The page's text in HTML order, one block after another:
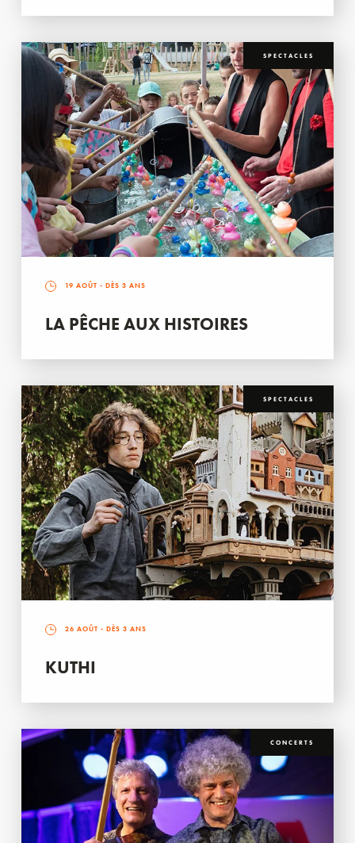
SPECTACLES
19 AOÛT - DÈS 3 ANS
LA PÊCHE AUX HISTOIRES
SPECTACLES
26 AOÛT - DÈS 3 ANS
KUTHI
CONCERTS